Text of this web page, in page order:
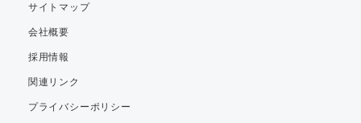
サイトマップ
会社概要
採用情報
関連リンク
プライバシーポリシー